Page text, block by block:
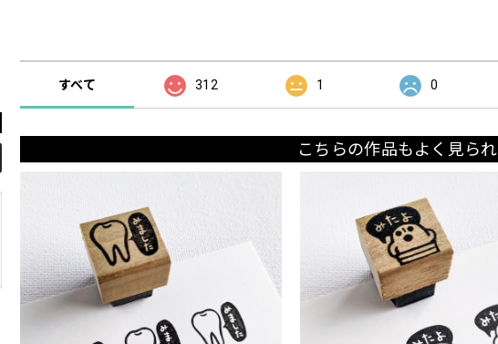
すべて 312 1 0
こちらの作品もよく見ら